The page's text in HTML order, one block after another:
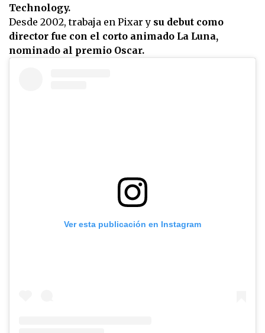
Technology.
Desde 2002, trabaja en Pixar y su debut como
director fue con el corto animado La Luna,
nominado al premio Oscar.
Ver esta publicación en Instagram